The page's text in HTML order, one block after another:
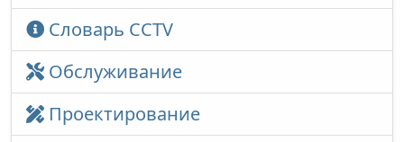
Словарь CCTV
Обслуживание
Проектирование